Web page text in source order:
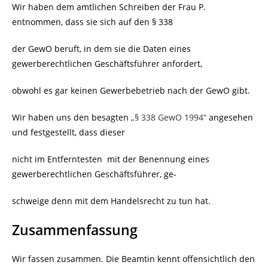
Wir haben dem amtlichen Schreiben der Frau P.
entnommen, dass sie sich auf den § 338
der GewO beruft, in dem sie die Daten eines
gewerberechtlichen Geschäftsführer anfordert,
obwohl es gar keinen Gewerbebetrieb nach der GewO gibt.
Wir haben uns den besagten „§ 338 GewO 1994“ angesehen
und festgestellt, dass dieser
nicht im Entferntesten mit der Benennung eines
gewerberechtlichen Geschäftsführer, ge-
schweige denn mit dem Handelsrecht zu tun hat.
Zusammenfassung
Wir fassen zusammen. Die Beamtin kennt offensichtlich den